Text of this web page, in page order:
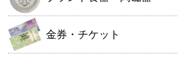
金券・チケット